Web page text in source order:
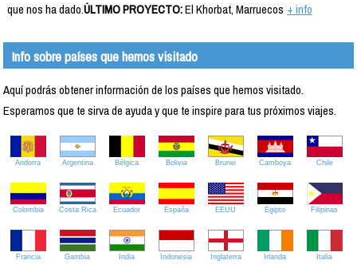
que nos ha dado.ÚLTIMO PROYECTO:El Khorbat, Marruecos + info
Info sobre países que hemos visitado
Aquí podrás obtener información de los países que hemos visitado.
Esperamos que te sirva de ayuda y que te inspire para tus próximos viajes.
Andorra Argentina Bélgica Bolivia Brunei Camboya Chile
Colombia Costa Rica Ecuador España EEUU Egipto Filipinas
Francia Gambia India Indonesia Inglaterra Irlanda Italia